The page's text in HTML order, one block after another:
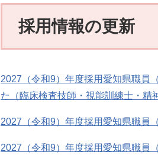
採用情報の更新
2027（令和9）年度採用愛知県職員
た（臨床検査技師・視能訓練士・精
2027（令和9）年度採用愛知県職員
2027（令和9）年度採用愛知県職員